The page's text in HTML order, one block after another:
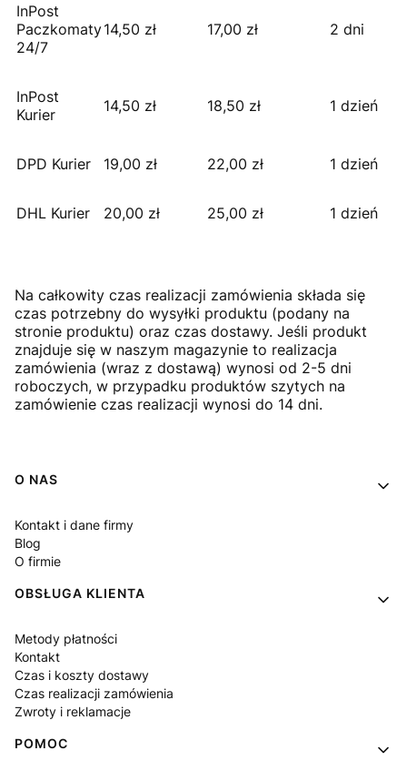
InPost
Paczkomaty
24/7
14,50 zł 17,00 zł 2 dni
InPost
Kurier
14,50 zł 18,50 zł 1 dzień
DPD Kurier 19,00 zł 22,00 zł 1 dzień
DHL Kurier 20,00 zł 25,00 zł 1 dzień
Na całkowity czas realizacji zamówienia składa się
czas potrzebny do wysyłki produktu (podany na
stronie produktu) oraz czas dostawy. Jeśli produkt
znajduje się w naszym magazynie to realizacja
zamówienia (wraz z dostawą) wynosi od 2-5 dni
roboczych, w przypadku produktów szytych na
zamówienie czas realizacji wynosi do 14 dni.
Linki w stopce
O NAS
Kontakt i dane firmy
Blog
O firmie
OBSŁUGA KLIENTA
Metody płatności
Kontakt
Czas i koszty dostawy
Czas realizacji zamówienia
Zwroty i reklamacje
POMOC